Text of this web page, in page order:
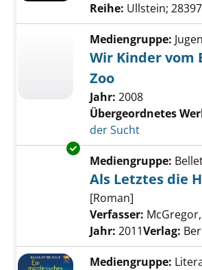
Reihe: Ullstein; 28397
Mediengruppe:
Wir Kinder vom
Zoo
Jahr: 2008
Übergeordnetes
der Sucht
Exemplar-Details von
Mediengruppe:
Als Letztes die
[Roman]
Verfasser: McGregor,
Jahr: 2011Verlag:
Mediengruppe: